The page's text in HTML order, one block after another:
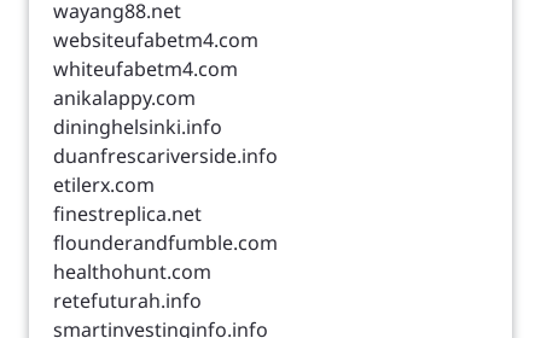
wayang88.net
websiteufabetm4.com
whiteufabetm4.com
anikalappy.com
dininghelsinki.info
duanfrescariverside.info
etilerx.com
finestreplica.net
flounderandfumble.com
healthohunt.com
retefuturah.info
smartinvestinginfo.info